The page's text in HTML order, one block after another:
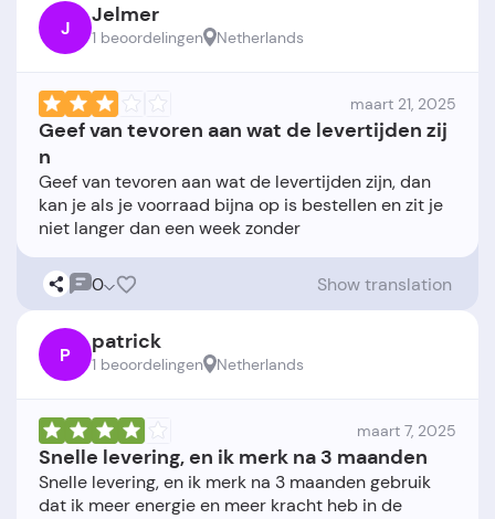
J Jelmer
1 beoordelingen Netherlands
maart 21, 2025
Geef van tevoren aan wat de levertijden zij
n
Geef van tevoren aan wat de levertijden zijn, dan
kan je als je voorraad bijna op is bestellen en zit je
0 Show translation
P patrick
1 beoordelingen Netherlands
maart 7, 2025
Snelle levering, en ik merk na 3 maanden
Snelle levering, en ik merk na 3 maanden gebruik
dat ik meer energie en meer kracht heb in de